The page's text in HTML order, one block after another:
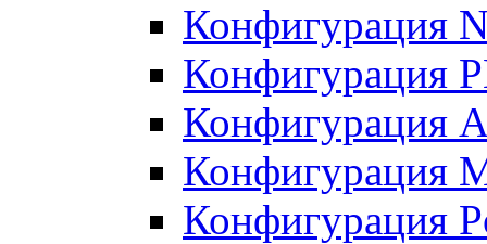
Конфигурация
Конфигурация
Конфигурация
Конфигурация
Конфигурация